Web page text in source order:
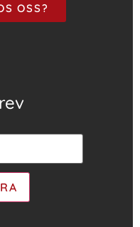
OSS?